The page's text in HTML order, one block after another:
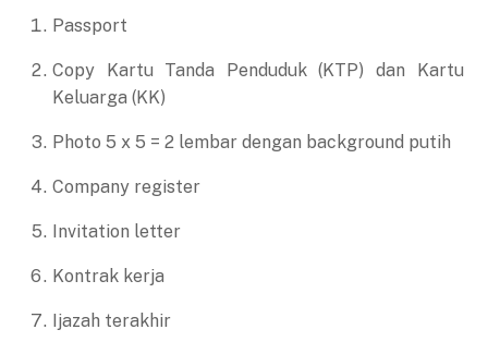
Passport
Copy Kartu Tanda Penduduk (KTP) dan Kartu
Keluarga (KK)
Photo 5 x 5 = 2 lembar dengan background putih
Company register
Invitation letter
Kontrak kerja
Ijazah terakhir